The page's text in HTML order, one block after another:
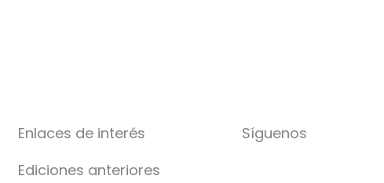
Enlaces de interés
Ediciones anteriores
Síguenos